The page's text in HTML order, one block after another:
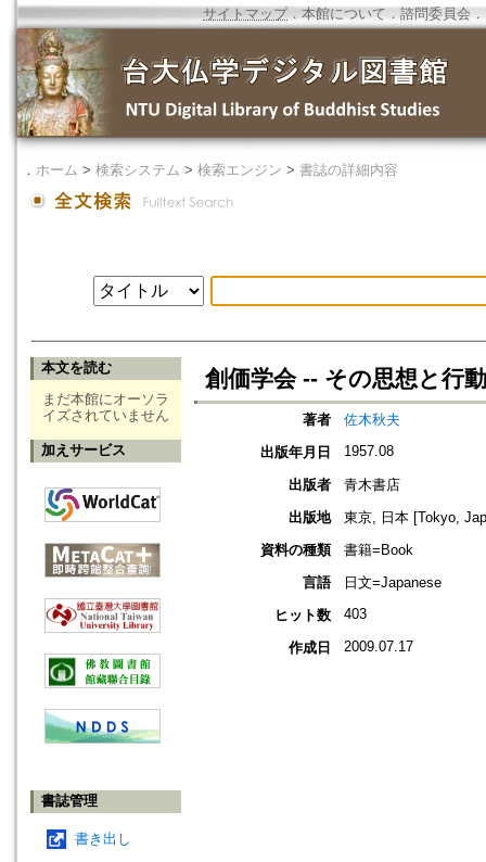
サイトマップ．本館について ． 諮問委員会 ．
． ホーム > 検索システム > 検索エンジン > 書誌の詳細内容
本文を読む
まだ本館にオーソラ
イズされていません
加えサービス
書誌管理
書き出し
創価学会 -- その思想と行動
著者
佐木秋夫
出版年月日
1957.08
出版者
青木書店
出版地
東京, 日本 [Tokyo,
資料の種類
書籍=Book
言語
日文=Japanese
ヒット数
403
作成日 2009.07.17